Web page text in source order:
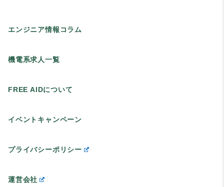
エンジニア情報コラム
機電系求人一覧
FREE AIDについて
イベントキャンペーン
プライバシーポリシー
運営会社